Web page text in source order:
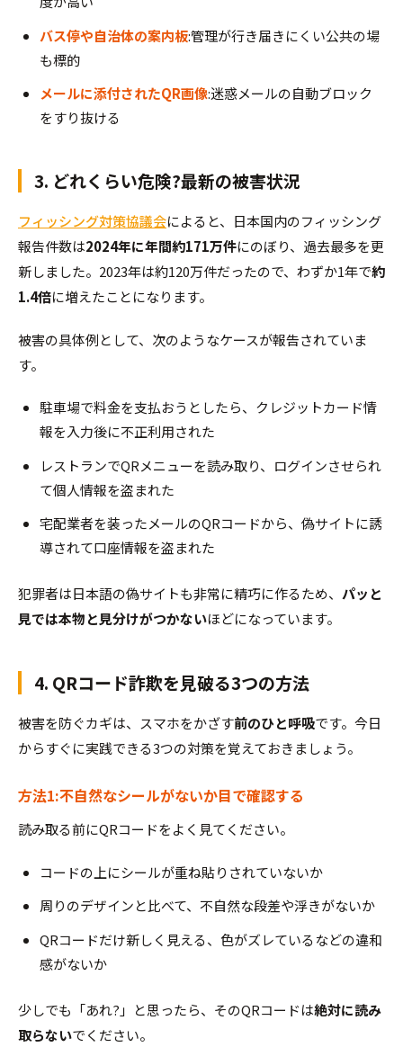
バス停や自治体の案内板:管理が行き届きにくい公共の場
も標的
メールに添付されたQR画像:迷惑メールの自動ブロック
をすり抜ける
3. どれくらい危険?最新の被害状況
フィッシング対策協議会によると、日本国内のフィッシング
報告件数は2024年に年間約171万件にのぼり、過去最多を更
新しました。2023年は約120万件だったので、わずか1年で約
1.4倍に増えたことになります。
被害の具体例として、次のようなケースが報告されていま
す。
駐車場で料金を支払おうとしたら、クレジットカード情
報を入力後に不正利用された
レストランでQRメニューを読み取り、ログインさせられ
て個人情報を盗まれた
宅配業者を装ったメールのQRコードから、偽サイトに誘
導されて口座情報を盗まれた
犯罪者は日本語の偽サイトも非常に精巧に作るため、 パッと
見では本物と見分けがつかないほどになっています。
4. QRコード詐欺を見破る3つの方法
被害を防ぐカギは、スマホをかざす前のひと呼吸です。今日
からすぐに実践できる3つの対策を覚えておきましょう。
方法1:不自然なシールがないか目で確認する
読み取る前にQRコードをよく見てください。
コードの上にシールが重ね貼りされていないか
周りのデザインと比べて、不自然な段差や浮きがないか
QRコードだけ新しく見える、色がズレているなどの違和
感がないか
少しでも「あれ?」と思ったら、そのQRコードは絶対に読み
取らないでください。